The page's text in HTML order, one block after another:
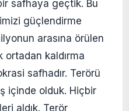
safhaya geçtik. Bu
güçlendirme
arasına örülen
ortadan kaldırma
safhadır. Terörü
içinde olduk. Hiçbir
aldık. Terör